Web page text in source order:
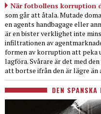
När fotbollens korruption
som går att åtala. Mutade
en agents handbagage eller
är en bister verklighet inte
infiltrationen av
formen av korruption att
lagföra. Svårare är det med
att bortse ifrån den är lägre
DEN